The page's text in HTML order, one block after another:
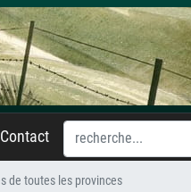
Contact
de toutes les provinces